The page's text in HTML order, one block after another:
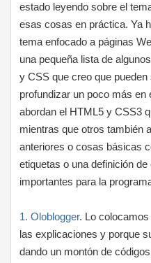
estado leyendo sobre el
esas cosas en práctica. Ya
tema enfocado a páginas
una pequeña lista de
y CSS que creo que
profundizar un poco más en
abordan el HTML5 y CSS3
mientras que otros también
anteriores o cosas básicas
etiquetas o una definición
importantes para la
1. Oloblogger. Lo
las explicaciones y porque
dando un montón de